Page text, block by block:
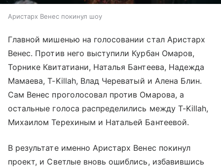
Аристарх Венес покинул шоу
Главной мишенью на голосовании стал Аристарх
Венес. Против него выступили Курбан Омаров,
Торнике Квитатиани, Наталья Бантеева, Надежда
Мамаева, T-Killah, Влад Череватый и Алена Блин.
Сам Венес проголосовал против Омарова, а
остальные голоса распределились между T-Killah,
Михаилом Терехиным и Натальей Бантеевой.
В результате именно Аристарх Венес покинул
проект, и Светлые вновь ошиблись, избавившись